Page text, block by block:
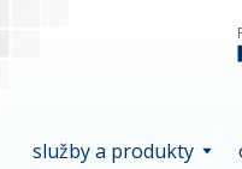
služby a produkty